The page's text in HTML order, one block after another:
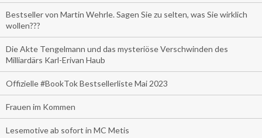
Bestseller von Martin Wehrle. Sagen Sie zu selten, was Sie wirklich
wollen???
Die Akte Tengelmann und das mysteriöse Verschwinden des
Milliardärs Karl-Erivan Haub
Offizielle #BookTok Bestsellerliste Mai 2023
Frauen im Kommen
Lesemotive ab sofort in MC Metis